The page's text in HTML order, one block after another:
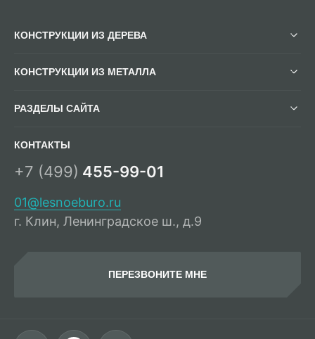
КОНСТРУКЦИИ ИЗ ДЕРЕВА
КОНСТРУКЦИИ ИЗ МЕТАЛЛА
РАЗДЕЛЫ САЙТА
КОНТАКТЫ
+7 (499) 455-99-01
01@lesnoeburo.ru
г. Клин, Ленинградское ш., д.9
ПЕРЕЗВОНИТЕ МНЕ